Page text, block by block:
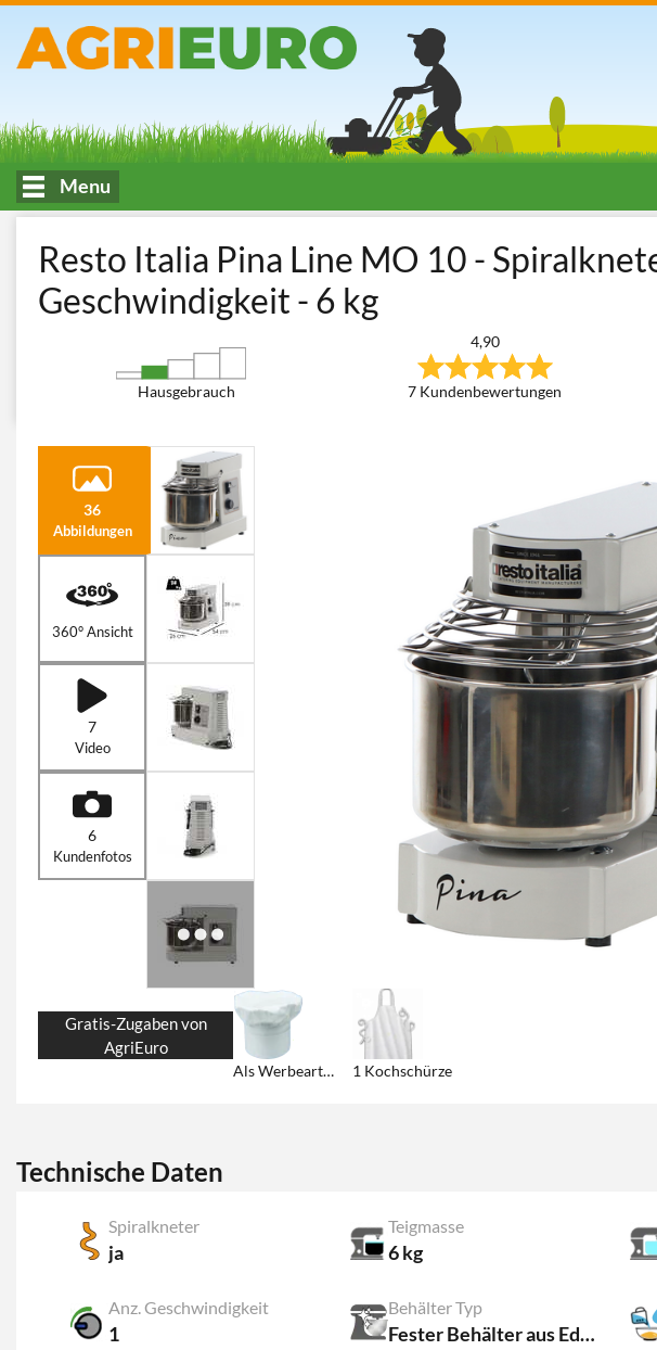
Menu
Resto Italia Pina Line MO 10 -
Geschwindigkeit - 6 kg
Hausgebrauch
4,90
7 Kundenbewertungen
36
Abbildungen
360° Ansicht
7
Video
6
Kundenfotos
Gratis-Zugaben von
AgriEuro
Als Werbeartikel: 1 Kochmütze 1 Kochschürze
Technische Daten
Spiralkneter
ja
Teigmasse
6 kg
Anz. Geschwindigkeit
1
Behälter Typ
Fester Behälter aus Edelstahl